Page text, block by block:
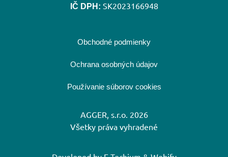
IČ DPH: SK2023166948
Obchodné podmienky
Ochrana osobných údajov
Používanie súborov cookies
AGGER, s.r.o. 2026
Všetky práva vyhradené